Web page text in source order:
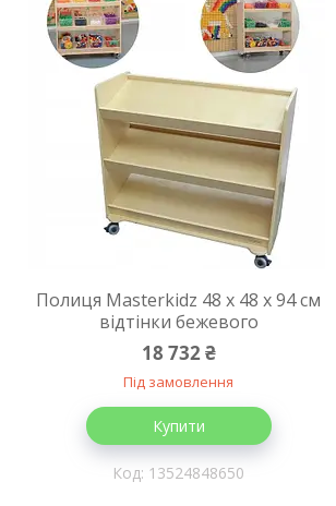
Полиця Masterkidz 48 х 48 х 94 см
відтінки бежевого
18 732 ₴
Під замовлення
Купити
13524848650